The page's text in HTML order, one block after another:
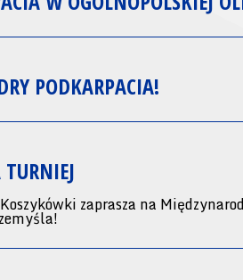
PODKARPACIA!
zaprasza na